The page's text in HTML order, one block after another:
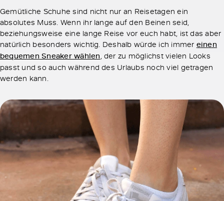
Gemütliche Schuhe sind nicht nur an Reisetagen ein
absolutes Muss. Wenn ihr lange auf den Beinen seid,
beziehungsweise eine lange Reise vor euch habt, ist das aber
natürlich besonders wichtig. Deshalb würde ich immer einen
bequemen Sneaker wählen , der zu möglichst vielen Looks
passt und so auch während des Urlaubs noch viel getragen
werden kann.